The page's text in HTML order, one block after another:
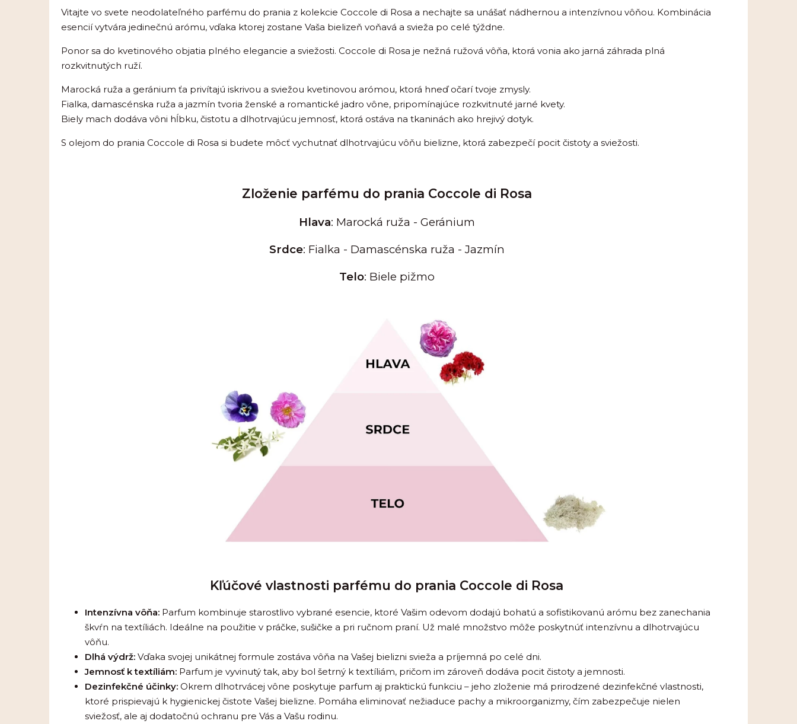
Vitajte vo svete neodolateľného parfému do prania z kolekcie Coccole di Rosa a nechajte sa unášať nádhernou a intenzívnou vôňou. Kombinácia
esencií vytvára jedinečnú arómu, vďaka ktorej zostane Vaša bielizeň voňavá a svieža po celé týždne.
Ponor sa do kvetinového objatia plného elegancie a sviežosti. Coccole di Rosa je nežná ružová vôňa, ktorá vonia ako jarná záhrada plná
rozkvitnutých ruží.
Marocká ruža a geránium ťa privítajú iskrivou a sviežou kvetinovou arómou, ktorá hneď očarí tvoje zmysly.
Fialka, damascénska ruža a jazmín tvoria ženské a romantické jadro vône, pripomínajúce rozkvitnuté jarné kvety.
Biely mach dodáva vôni hĺbku, čistotu a dlhotrvajúcu jemnosť, ktorá ostáva na tkaninách ako hrejivý dotyk.
S olejom do prania Coccole di Rosa si budete môcť vychutnať dlhotrvajúcu vôňu bielizne, ktorá zabezpečí pocit čistoty a sviežosti.
Zloženie parfému do prania Coccole di Rosa
Hlava: Marocká ruža - Geránium
Srdce: Fialka - Damascénska ruža - Jazmín
Telo: Biele pižmo
Kľúčové vlastnosti parfému do prania Coccole di Rosa
Intenzívna vôňa: Parfum kombinuje starostlivo vybrané esencie, ktoré Vašim odevom dodajú bohatú a sofistikovanú arómu bez zanechania
škvŕn na textíliách. Ideálne na použitie v práčke, sušičke a pri ručnom praní. Už malé množstvo môže poskytnúť intenzívnu a dlhotrvajúcu
vôňu.
Dlhá výdrž: Vďaka svojej unikátnej formule zostáva vôňa na Vašej bielizni svieža a príjemná po celé dni.
Jemnosť k textíliám: Parfum je vyvinutý tak, aby bol šetrný k textíliám, pričom im zároveň dodáva pocit čistoty a jemnosti.
Dezinfekčné účinky: Okrem dlhotrvácej vône poskytuje parfum aj praktickú funkciu – jeho zloženie má prirodzené dezinfekčné vlastnosti,
ktoré prispievajú k hygienickej čistote Vašej bielizne. Pomáha eliminovať nežiaduce pachy a mikroorganizmy, čím zabezpečuje nielen
sviežosť, ale aj dodatočnú ochranu pre Vás a Vašu rodinu.